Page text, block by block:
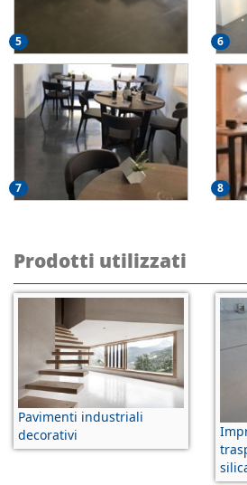
5 6
7 8
Prodotti utilizzati
Pavimenti industriali
decorativi